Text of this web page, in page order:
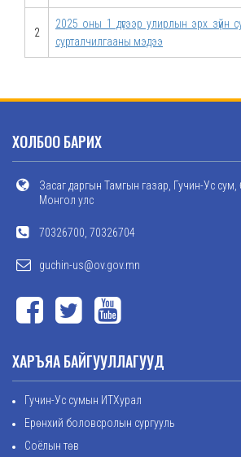
2
2025 оны 1 дүгээр улирлын эрх зүйн
сурталчилгааны мэдээ
ХОЛБОО БАРИХ
Засаг даргын Тамгын газар, Гучин-Ус сум,
Монгол улс
70326700, 70326704
guchin-us@ov.gov.mn
ХАРЪЯА БАЙГУУЛЛАГУУД
Гучин-Ус сумын ИТХурал
Ерөнхий боловсролын сургууль
Соёлын төв